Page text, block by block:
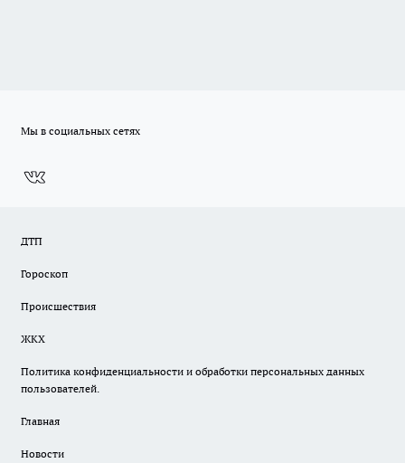
Мы в социальных сетях
ДТП
Гороскоп
Происшествия
ЖКХ
Политика конфиденциальности и обработки персональных данных
пользователей.
Главная
Новости